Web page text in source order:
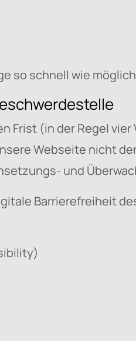
so schnell wie
Frist (in der Regel
Webseite nicht
und
Barrierefreiheit